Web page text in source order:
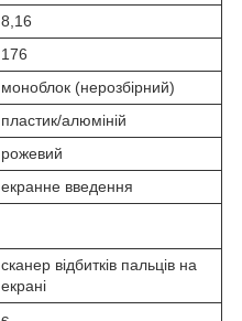
8,16
176
моноблок (нерозбірний)
пластик/алюміній
рожевий
екранне введення
сканер відбитків пальців на
екрані